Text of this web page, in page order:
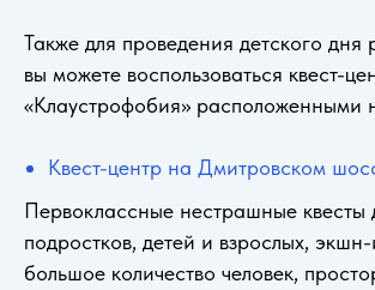
Также для проведения детского дня
вы можете воспользоваться квест-
«Клаустрофобия» расположенными
Квест-центр на Дмитровском
Первоклассные нестрашные квесты
подростков, детей и взрослых,
большое количество человек,